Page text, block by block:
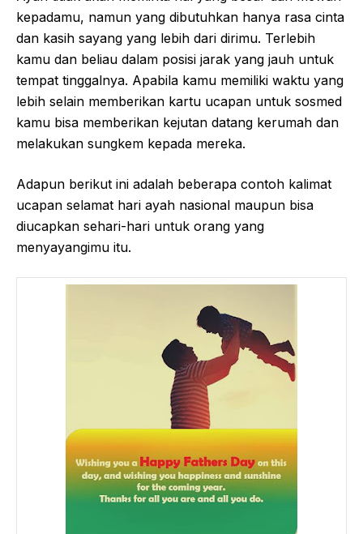
kepadamu, namun yang dibutuhkan hanya rasa cinta
dan kasih sayang yang lebih dari dirimu. Terlebih
kamu dan beliau dalam posisi jarak yang jauh untuk
tempat tinggalnya. Apabila kamu memiliki waktu yang
lebih selain memberikan kartu ucapan untuk sosmed
kamu bisa memberikan kejutan datang kerumah dan
melakukan sungkem kepada mereka.
Adapun berikut ini adalah beberapa contoh kalimat
ucapan selamat hari ayah nasional maupun bisa
diucapkan sehari-hari untuk orang yang
menyayangimu itu.